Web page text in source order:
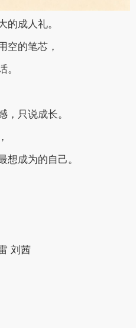
的成人礼。
空的笔芯，
。
，只说成长。
想成为的自己。
刘茜